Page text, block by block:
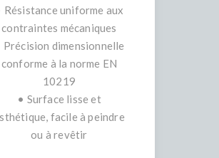
Résistance uniforme aux
contraintes mécaniques
Précision dimensionnelle
conforme à la norme EN
10219
• Surface lisse et
facile à peindre
ou à revêtir